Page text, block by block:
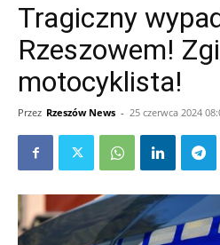
Tragiczny
Rzeszowem!
motocyklista!
Przez Rzeszów News - 25 czerwca 2024